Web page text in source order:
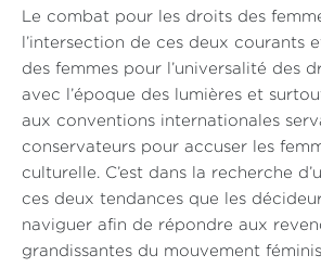
Le combat pour les droits des
l’intersection de ces deux courants
des femmes pour l’universalité des
avec l’époque des lumières et
aux conventions internationales
conservateurs pour accuser les
culturelle. C’est dans la recherche
ces deux tendances que les
naviguer afin de répondre aux
grandissantes du mouvement